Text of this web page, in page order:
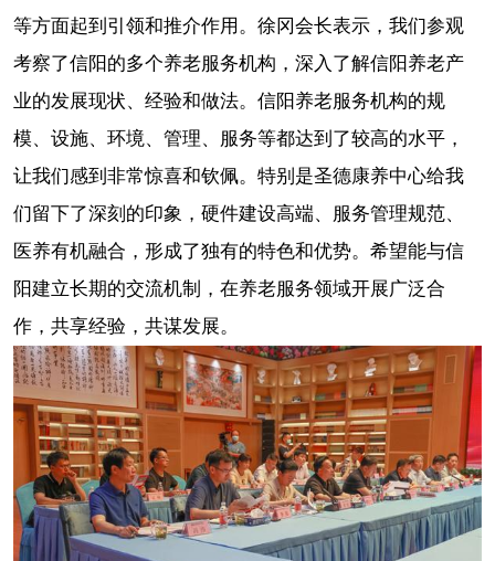
等方面起到引领和推介作用。徐冈会长表示，我们参观
考察了信阳的多个养老服务机构，深入了解信阳养老产
业的发展现状、经验和做法。信阳养老服务机构的规
模、设施、环境、管理、服务等都达到了较高的水平，
让我们感到非常惊喜和钦佩。特别是圣德康养中心给我
们留下了深刻的印象，硬件建设高端、服务管理规范、
医养有机融合，形成了独有的特色和优势。希望能与信
阳建立长期的交流机制，在养老服务领域开展广泛合
作，共享经验，共谋发展。